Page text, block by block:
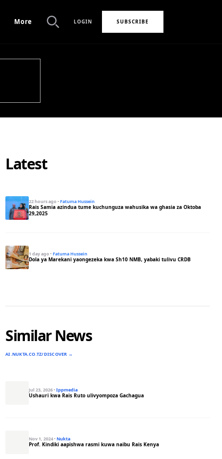
More LOGIN SUBSCRIBE
Latest
22 hours ago ·Fatuma Hussein
Rais Samia azindua tume kuchunguza wahusika wa ghasia za Oktoba
29,2025
1 day ago ·Fatuma Hussein
Dola ya Marekani yaongezeka kwa Sh10 NMB, yabaki tulivu CRDB
Similar News
AI.NUKTA.CO.TZ/DISCOVER →
Jul 23, 2026·Ippmedia
Ushauri kwa Rais Ruto ulivyompoza Gachagua
Nov 1, 2024·Nukta
Prof. Kindiki aapishwa rasmi kuwa naibu Rais Kenya